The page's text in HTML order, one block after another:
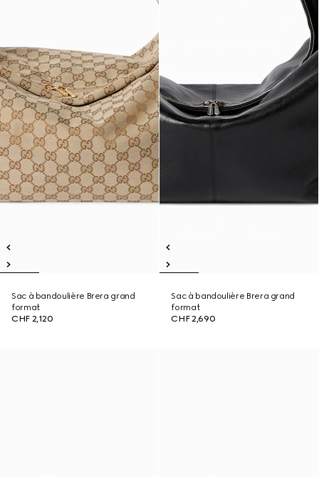
Sac à bandoulière Brera grand
format
CHF 2,120
Sac à bandoulière Brera grand
format
CHF 2,690